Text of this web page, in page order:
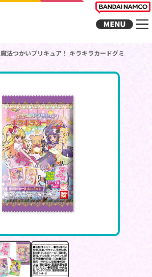
魔法つかいプリキュア！ キラキラカードグミ